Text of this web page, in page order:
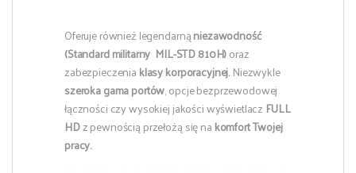
Oferuje również legendarnąniezawodność
(Standard militarny MIL-STD 810H)oraz
zabezpieczenia klasy korporacyjnej.Niezwykle
szeroka gama portów, opcje bezprzewodowej
łączności czy wysokiej jakości wyświetlacz FULL
HDz pewnością przełożą się na komfort Twojej
pracy.